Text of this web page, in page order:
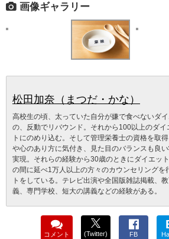
画像ギャラリー
松田加奈（まつだ・かな）
高校生の頃、太っていた自分が嫌で食べないダ
の、反動でリバウンド。それから100以上のダイ
トにのめり込む。そして管理栄養士の資格を取
や心のあり方に気付き、見た目のバランスも良
実現。それらの経験から30歳のときにダイエッ
の間に延べ1万人以上の方々のカウンセリングを
トをしている。テレビ出演や全国版雑誌掲載、
義、専門学校、短大の講義などの経験がある。
コメント (Twitter) FB